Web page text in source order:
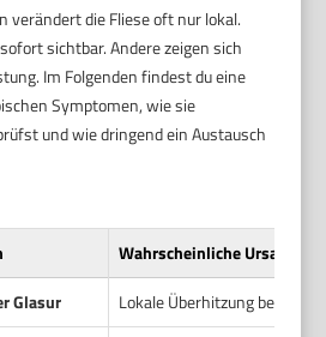
verändert die Fliese oft nur lokal.
sichtbar. Andere zeigen sich
Im Folgenden findest du eine
Symptomen, wie sie
und wie dringend ein Austausch
Wahrscheinliche Ursache
Glasur
Lokale Überhitzung beim